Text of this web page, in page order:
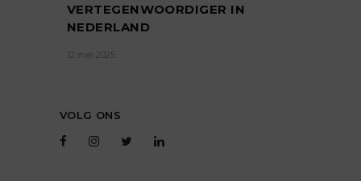
VERTEGENWOORDIGER IN
NEDERLAND
12 mei 2025
VOLG ONS